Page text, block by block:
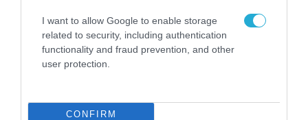
I want to allow Google to enable storage
related to security, including authentication
functionality and fraud prevention, and other
user protection.
CONFIRM